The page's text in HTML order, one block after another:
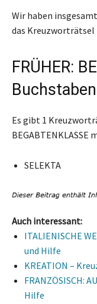
Wir haben
das Kreuzworträtsel
FRÜHER:
Buchstaben
Es gibt 1
BEGABTENKLASSE
SELEKTA
Auch interessant:
ITALIENISCHE
und Hilfe
KREATION –
FRANZÖSISCH:
Hilfe